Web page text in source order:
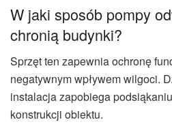
W jaki sposób pompy
chronią budynki?
Sprzęt ten zapewnia ochronę
negatywnym wpływem wilgoci.
instalacja zapobiega
konstrukcji obiektu.